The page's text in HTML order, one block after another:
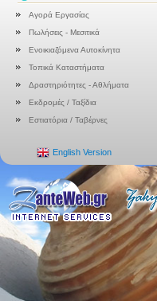
Αγορά Εργασίας
Πωλήσεις - Μεσιτικά
Ενοικιαζόμενα Αυτοκίνητα
Τοπικά Καταστήματα
Δραστηριότητες - Αθλήματα
Εκδρομές / Ταξίδια
Εστιατόρια / Ταβέρνες
English Version